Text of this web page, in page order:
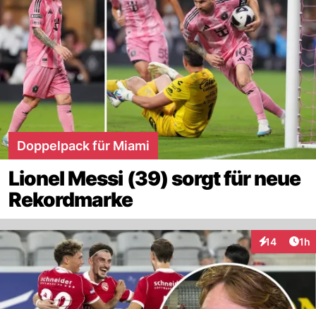
Doppelpack für Miami
Lionel Messi (39) sorgt für neue
Rekordmarke
14 1h